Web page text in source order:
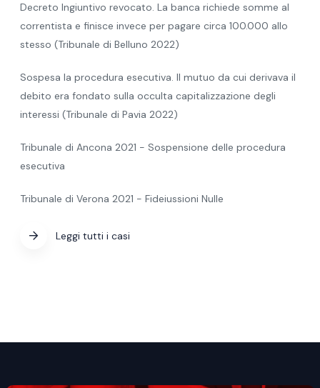
Decreto Ingiuntivo revocato. La banca richiede somme al
correntista e finisce invece per pagare circa 100.000 allo
stesso (Tribunale di Belluno 2022)
Sospesa la procedura esecutiva. Il mutuo da cui derivava il
debito era fondato sulla occulta capitalizzazione degli
interessi (Tribunale di Pavia 2022)
Tribunale di Ancona 2021 - Sospensione delle procedura
esecutiva
Tribunale di Verona 2021 - Fideiussioni Nulle
Leggi tutti i casi